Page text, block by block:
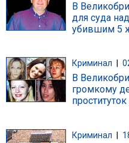
В
для суда
убившим 5
Криминал
В
громкому
проституток
Криминал |